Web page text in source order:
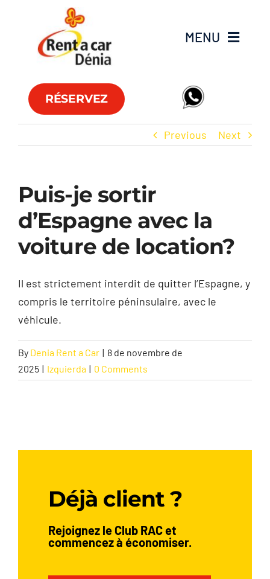
MENU
Flotte
Agences
FAQs
Contact
RÉSERVEZ
Previous Next
Puis-je sortir
d’Espagne avec la
voiture de location?
Il est strictement interdit de quitter l’Espagne, y
compris le territoire péninsulaire, avec le
véhicule.
By Denia Rent a Car | 8 de novembre de
2025 | Izquierda | 0 Comments
Déjà client ?
Rejoignez le Club RAC et
commencez à économiser.